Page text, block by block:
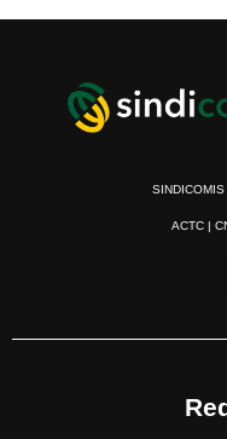
ACTC |